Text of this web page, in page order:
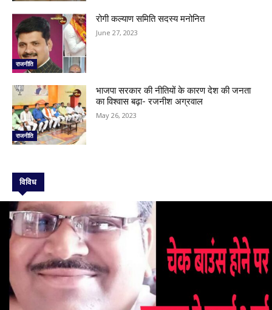
राजनीति
रोगी कल्याण समिति सदस्य मनोनित
June 27, 2023
राजनीति
भाजपा सरकार की नीतियों के कारण देश की जनता
का विश्वास बढ़ा- रजनीश अग्रवाल
May 26, 2023
विविध